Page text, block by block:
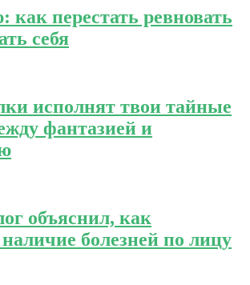
как перестать ревновать
себя
исполнят твои тайные
фантазией и
объяснил, как
болезней по лицу